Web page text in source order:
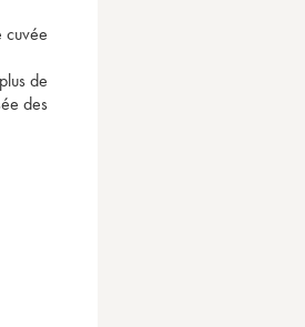
cuvée
de
des